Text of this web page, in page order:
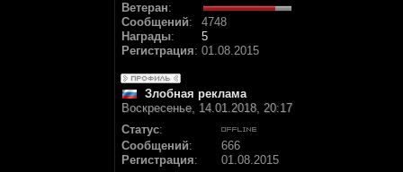
Ветеран:
Сообщений:
4748
Награды:
5
Регистрация: 01.08.2015
Злобная реклама
Воскресенье, 14.01.2018, 20:17
Статус:
Сообщений:
666
Регистрация: 01.08.2015